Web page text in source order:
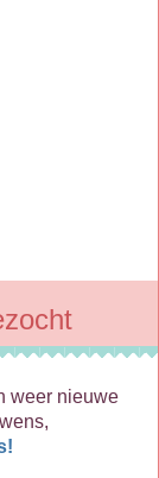
weer nieuwe